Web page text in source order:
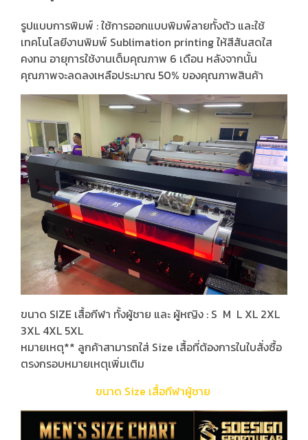
รูปแบบการพิมพ์ : ใช้การออกแบบพิมพ์ลายทั้งตัว และใช้
เทคโนโลยีงานพิมพ์ Sublimation printing ให้สีสันสดใส
คงทน อายุการใช้งานเต็มคุณภาพ 6 เดือน หลังจากนั้น
คุณภาพจะลดลงเหลือประมาณ 50% ของคุณภาพสินค้า
ขนาด SIZE เสื้อกีฬา ทั้งผู้ชาย และ ผู้หญิง : S M L XL 2XL
3XL 4XL 5XL
หมายเหตุ** ลูกค้าสามารถใส่ Size เสื้อที่ต้องการในใบสั่งซื้อ
ตรงกรอบหมายเหตุเพิ่มเติม
ขนาด Size เสื้อกีฬาผู้ชาย